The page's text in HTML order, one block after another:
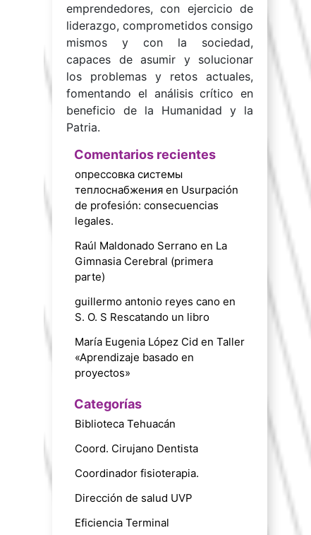
emprendedores, con ejercicio de
liderazgo, comprometidos consigo
mismos y con la sociedad,
capaces de asumir y solucionar
los problemas y retos actuales,
fomentando el análisis crítico en
beneficio de la Humanidad y la
Patria.
Comentarios recientes
опрессовка системы
теплоснабжения en Usurpación
de profesión: consecuencias
legales.
Raúl Maldonado Serrano en La
Gimnasia Cerebral (primera
parte)
guillermo antonio reyes cano en
S. O. S Rescatando un libro
María Eugenia López Cid en Taller
«Aprendizaje basado en
proyectos»
Categorías
Biblioteca Tehuacán
Coord. Cirujano Dentista
Coordinador fisioterapia.
Dirección de salud UVP
Eficiencia Terminal